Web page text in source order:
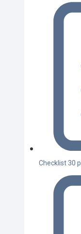
Checklist 30